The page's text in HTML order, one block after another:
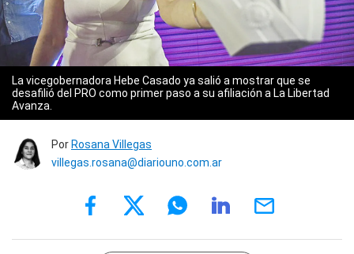
La vicegobernadora Hebe Casado ya salió a mostrar que se
desafilió del PRO como primer paso a su afiliación a La Libertad
Avanza.
Por Rosana Villegas
villegas.rosana@diariouno.com.ar